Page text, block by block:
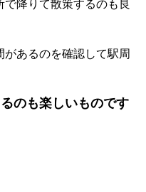
降りて散策するのも良
あるのを確認して駅周
のも楽しいものです